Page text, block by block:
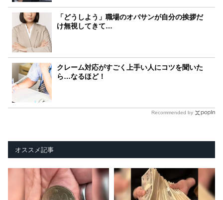
「どうしよう」職場のオバサンが自分の挨拶だ
け無視してきて…
クレーム対応がすごく上手い人にコツを聞いた
ら…なるほど！
Recommended by
オススメ記事